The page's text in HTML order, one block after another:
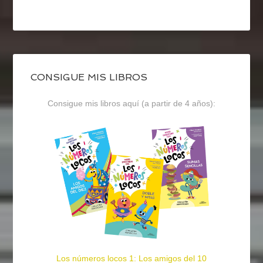
CONSIGUE MIS LIBROS
Consigue mis libros aquí (a partir de 4 años):
Los números locos 1: Los amigos del 10